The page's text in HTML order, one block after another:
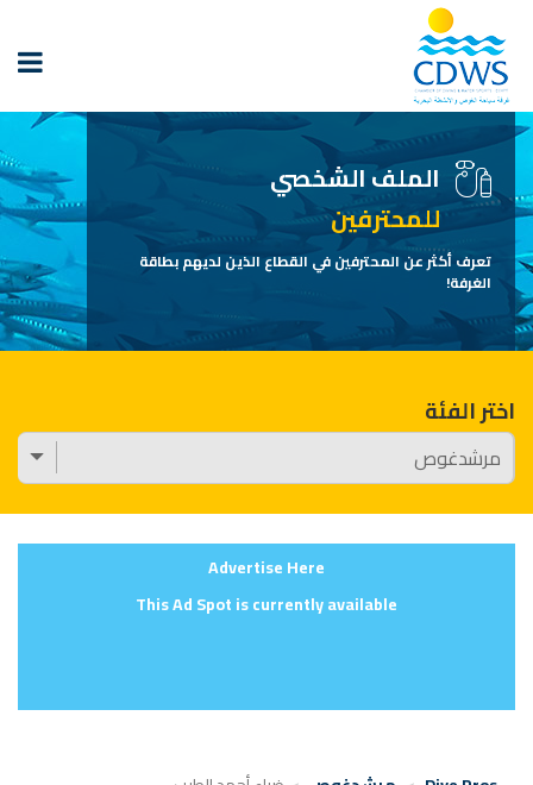
الملف الشخصي
للمحترفين
تعرف أكثر عن المحترفين في القطاع الذين لديهم بطاقة
الغرفة!
اختر الفئة
Advertise Here
This Ad Spot is currently available